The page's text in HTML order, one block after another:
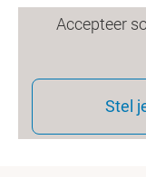
Accepteer
Stel